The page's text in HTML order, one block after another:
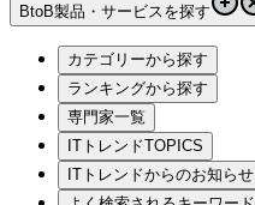
BtoB製品・サービスを探す
カテゴリーから探す
ランキングから探す
専門家一覧
ITトレンドTOPICS
ITトレンドからのお知らせ